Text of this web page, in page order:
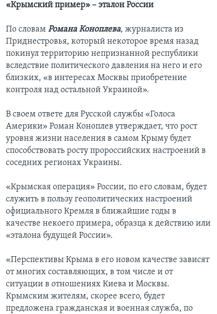
«Крымский пример» – эталон России
По словам Романа Коноплева, журналиста из
Приднестровья, который некоторое время назад
покинул территорию непризнанной республики
вследствие политического давления на него и его
близких, «в интересах Москвы приобретение
контроля над остальной Украиной».
В своем ответе для Русской службы «Голоса
Америки» Роман Коноплев утверждает, что рост
уровня жизни населения в самом Крыму будет
способствовать росту пророссийских настроений в
соседних регионах Украины.
«Крымская операция» России, по его словам, будет
служить в пользу геополитических настроений
официального Кремля в ближайшие годы в
качестве некоего примера, образца к действию или
«эталона будущей России».
«Перспективы Крыма в его новом качестве зависят
от многих составляющих, в том числе и от
ситуации в отношениях Киева и Москвы.
Крымским жителям, скорее всего, будет
предложена гражданская и военная служба, по